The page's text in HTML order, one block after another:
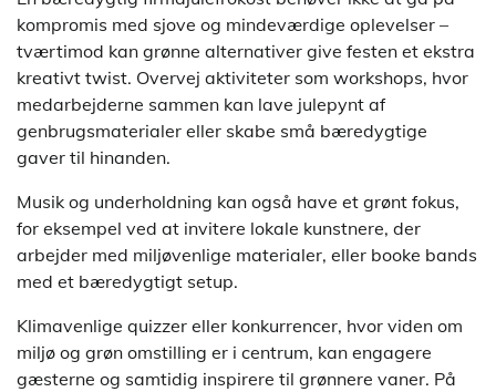
kompromis med sjove og mindeværdige oplevelser –
tværtimod kan grønne alternativer give festen et ekstra
kreativt twist. Overvej aktiviteter som workshops, hvor
medarbejderne sammen kan lave julepynt af
genbrugsmaterialer eller skabe små bæredygtige
gaver til hinanden.
Musik og underholdning kan også have et grønt fokus,
for eksempel ved at invitere lokale kunstnere, der
arbejder med miljøvenlige materialer, eller booke bands
med et bæredygtigt setup.
Klimavenlige quizzer eller konkurrencer, hvor viden om
miljø og grøn omstilling er i centrum, kan engagere
gæsterne og samtidig inspirere til grønnere vaner. På